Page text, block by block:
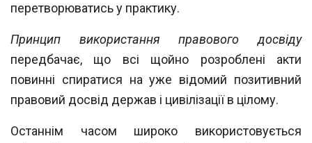
перетворюватись у практику.
Принцип використання правового досвіду
передбачає, що всі щойно розроблені акти
повинні спиратися на уже відомий позитивний
правовий досвід держав і цивілізації в цілому.
Останнім часом широко використовується